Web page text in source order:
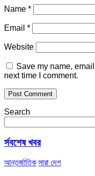
Name *
Email *
Website
Save my name,
next time I comment.
Search
র্সবশেষ খবর
আন্তর্জাতিক সারা দেশ